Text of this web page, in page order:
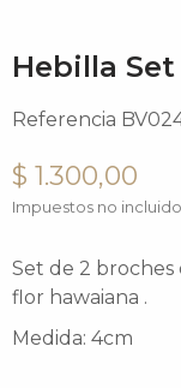
Hebilla
Referencia
$ 1.300,00
Impuestos no
Set de 2
flor hawaiana .
Medida: 4cm